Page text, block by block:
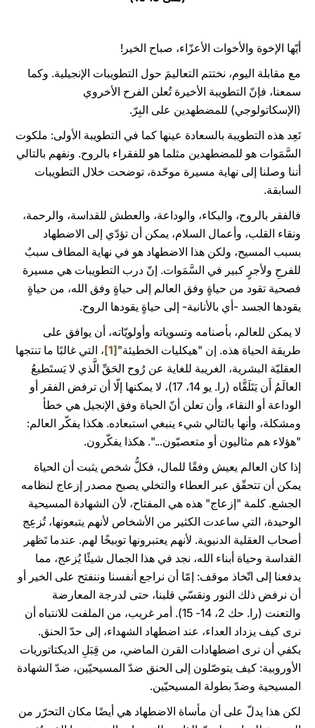
أيّها الإخوة والأخوات الأعزّاء، صباح الخير!
مع مقابلة اليوم، نختتم التعاليمَ حول التطويبات الإنجيلية. وكما
سمعنا، فإنّ التطويبة الأخيرة تُعلن الفرح الأخروي
(الإسكاتولوجي) للمضطهدين على البِرّ.
تَعِد هذه التطويبة بالسعادة عينها كما في التطويبة الأولى: ملكوت
السَّمَوات هو للمضطهدين مثلما هو للفقراء بالروح. ونفهم بالتالي
أننا وصلنا إلى نهاية مسيرة موحّدة، توضحت خلال التطويبات
السابقة.
فالفقر بالروح، والبكاء، والوداعة، والعطش للقداسة، والرحمة،
ونقاء القلب، وأعمال السلام، يمكن أن تؤدّي إلى الاضطهاد
بسبب المسيح، ولكن هذا الاضطهاد هو في نهاية المطاف سببٌ
للفرحِ ولأجرٍ كبير في السَّمَوات. إنّ درب التطويبات هي مسيرة
فصحية تقود من حياةٍ وفق العالم إلى حياةٍ وفق الله، من حياةٍ
يقودها الجسد -أي بالأنانية- إلى حياةٍ يقودها الروح.
لا يمكن للعالم، بأصنامه وتسوياته وأولويّاته، أن يوافق على
طريقة الحياة هذه. إن "هيكليات الخطيئة"[1]
، التي غالبًا ما تنتجها
العقليّة البشرية، الغريبة للغاية عن رُوح الحَقِّ الَّذي لا يَستَطيعُ
العالَمُ أَن يَتَلَقَّاه (را. يو 14، 17)، لا يمكنها إلّا أن ترفض الفقر أو
الوداعة أو النقاء، وأن تعلن أنّ الحياة وفق الإنجيل هي خطأ
ومشكلة، وأنها بالتالي شيء ينبغي استبعاده. هكذا يفكّر العالم:
"هؤلاء هم مثاليون أو متعصبّون...". هكذا يفكّرون.
إذا كان العالم يعيش وفقًا للمال، فكلُّ شخص يثبت أن الحياة
يمكن أن تتحقّق عبر العطاء والتخلي يصبح مصدر إزعاج لنظامه
الجشع. كلمة "إزعاج" هذه هي المفتاح، لأن الشهادة المسيحية
الوحيدة، التي ساعدت الكثير من الأشخاص لأنهم يتبعونها، تُزعِج
أصحاب العقلية الدنيوية. لأنهم يعتبرونها توبيخًا لهم. عندما تَظهر
القداسة وحياة أبناء الله، نجد في هذا الجمال شيئًا يُزعج، مما
يدفعنا إلى اتّخاذ موقف: إمّا أن نراجع أنفسنا وننفتح على الخير أو
أن نرفض ذلك النور ونقسّي قلبنا، حتى لدرجة المعارضة
والتعنت (را. حك 2، 14- 15). أمر غريب، من الملفت للانتباه أن
نرى كيف يزداد العداء، عند اضطهاد الشهداء، إلى حدّ الحنق.
يكفي أن نرى اضطهادات القرن الماضي، من قِبَلِ الديكتاتوريات
الأوروبية: كيف يتوصّلون إلى الحنق ضدّ المسيحيّين، ضدّ الشهادة
المسيحية وضدّ بطولة المسيحيّين.
لكن هذا يدلّ على أن مأساة الاضطهاد هي أيضًا مكان التحرّر من